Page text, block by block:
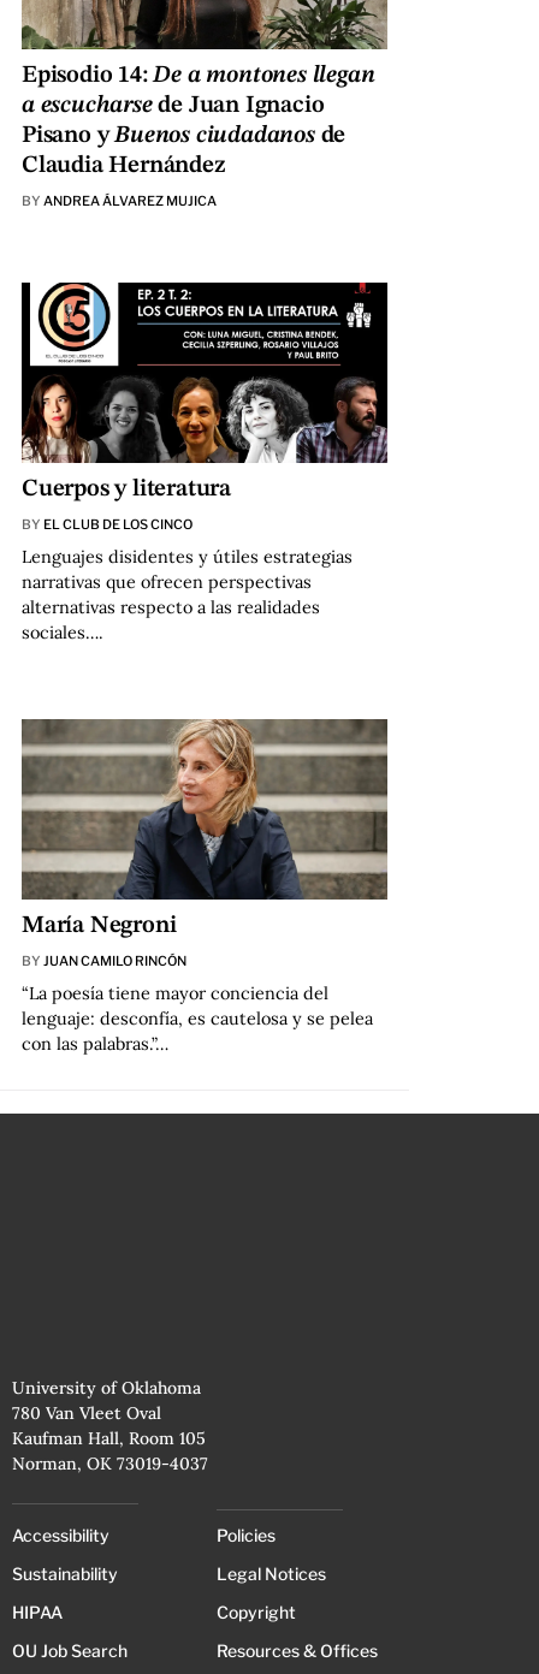
Episodio 14:De a montones llegan
a escucharsede Juan Ignacio
Pisano yBuenos ciudadanosde
Claudia Hernández
BY ANDREA ÁLVAREZ MUJICA
Cuerpos y literatura
BY EL CLUB DE LOS CINCO
Lenguajes disidentes y útiles estrategias
narrativas que ofrecen perspectivas
alternativas respecto a las realidades
sociales….
María Negroni
BY JUAN CAMILO RINCÓN
“La poesía tiene mayor conciencia del
lenguaje: desconfía, es cautelosa y se pelea
con las palabras.”…
University of Oklahoma
780 Van Vleet Oval
Kaufman Hall, Room 105
Norman, OK 73019-4037
Accessibility
Sustainability
HIPAA
OU Job Search
Policies
Legal Notices
Copyright
Resources & Offices